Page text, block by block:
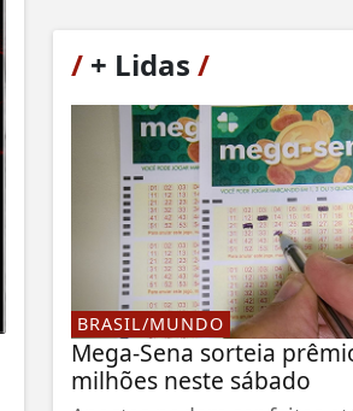
/+ Lidas /
BRASIL/MUNDO
Mega-Sena sorteia
milhões neste sábado